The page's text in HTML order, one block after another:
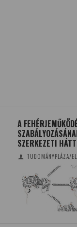
A
SZERKEZETI
TUDOMÁNYPLÁZA/